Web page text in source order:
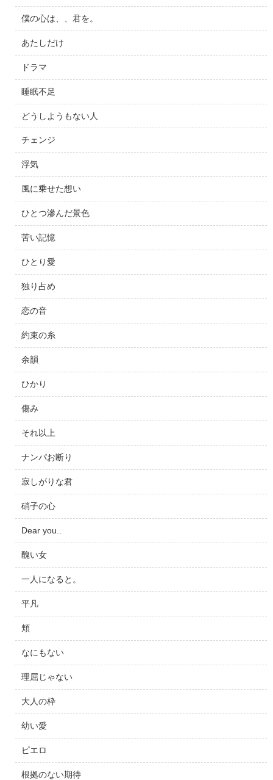
僕の心は、、君を。
あたしだけ
ドラマ
睡眠不足
どうしようもない人
チェンジ
浮気
風に乗せた想い
ひとつ滲んだ景色
苦い記憶
ひとり愛
独り占め
恋の音
約束の糸
余韻
ひかり
傷み
それ以上
ナンパお断り
寂しがりな君
硝子の心
Dear you..
醜い女
一人になると。
平凡
頬
なにもない
理屈じゃない
大人の枠
幼い愛
ピエロ
根拠のない期待